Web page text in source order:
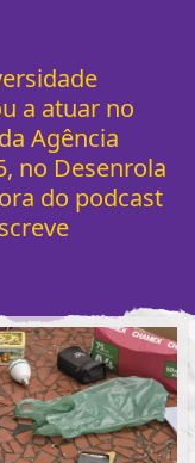
a atuar no
Agência
no Desenrola
do podcast